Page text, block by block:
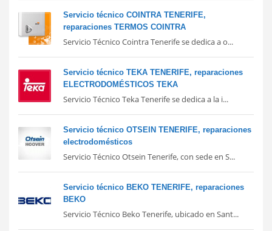
Servicio técnico COINTRA TENERIFE,
reparaciones TERMOS COINTRA
Servicio Técnico Cointra Tenerife se dedica a o...
Servicio técnico TEKA TENERIFE, reparaciones
ELECTRODOMÉSTICOS TEKA
Servicio Técnico Teka Tenerife se dedica a la i...
Servicio técnico OTSEIN TENERIFE, reparaciones
electrodomésticos
Servicio Técnico Otsein Tenerife, con sede en S...
Servicio técnico BEKO TENERIFE, reparaciones
BEKO
Servicio Técnico Beko Tenerife, ubicado en Sant...